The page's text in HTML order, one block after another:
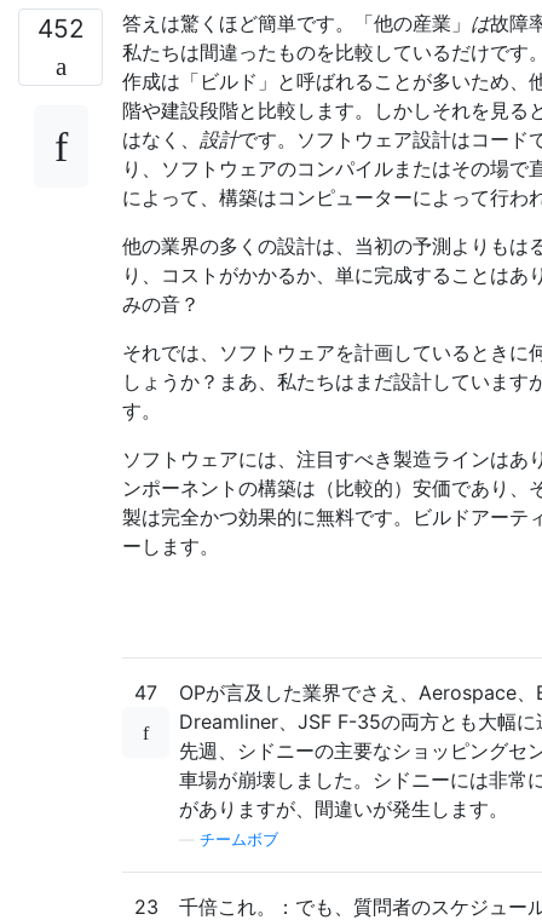
452 答えは驚くほど簡単です。「他の産業」 は故障
私たちは間違ったものを比較しているだけです
作成は「ビルド」と呼ばれることが多いため、
階や建設段階と比較します。しかしそれを見る
はなく、 設計です。ソフトウェア設計はコード
り、ソフトウェアのコンパイルまたはその場で
によって、構築はコンピューターによって行わ
他の業界の多くの設計は、当初の予測よりもは
り、コストがかかるか、単に完成することはあ
みの音？
それでは、ソフトウェアを計画しているときに
しょうか？まあ、私たちはまだ設計しています
す。
ソフトウェアには、注目すべき製造ラインはあ
ンポーネントの構築は（比較的）安価であり、
製は完全かつ効果的に無料です。ビルドアーテ
ーします。
47
OPが言及した業界でさえ、Aerospace
Dreamliner、JSF F-35の両方とも大幅に
先週、シドニーの主要なショッピングセ
車場が崩壊しました。シドニーには非常
がありますが、間違いが発生します。
チームボブ
23
千倍これ。：でも、質問者のスケジュー